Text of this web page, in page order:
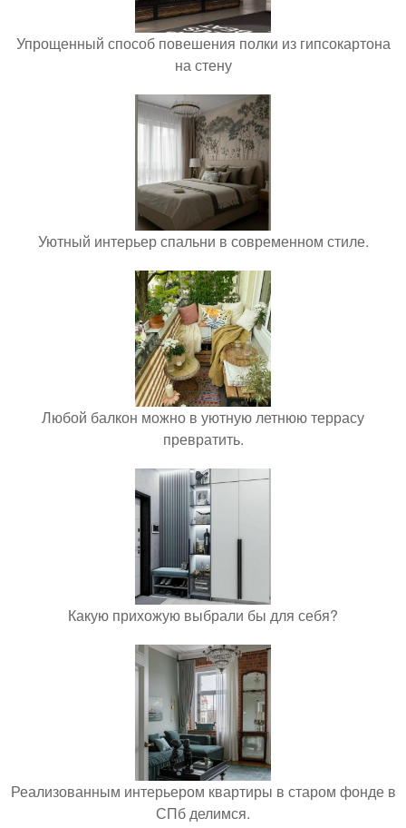
Упрощенный способ повешения полки из гипсокартона
на стену
Уютный интерьер спальни в современном стиле.
Любой балкон можно в уютную летнюю террасу
превратить.
Какую прихожую выбрали бы для себя?
Реализованным интерьером квартиры в старом фонде в
СПб делимся.